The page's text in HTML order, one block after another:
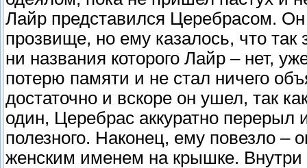
Лайр представился Церебрасом. Он
прозвище, но ему казалось, что так
ни названия которого Лайр – нет,
потерю памяти и не стал ничего
достаточно и вскоре он ушел, так
один, Церебрас аккуратно перерыл
полезного. Наконец, ему повезло –
женским именем на крышке.